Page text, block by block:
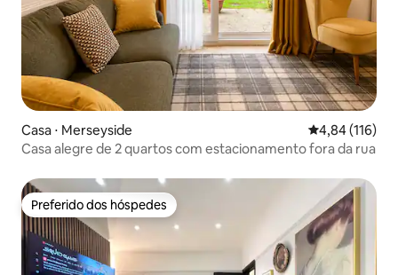
Casa ⋅ Merseyside 4,84 de uma
4,84 (116)
Casa alegre de 2 quartos com estacionamento fora da rua
Preferido dos hóspedes
Preferido dos hóspedes